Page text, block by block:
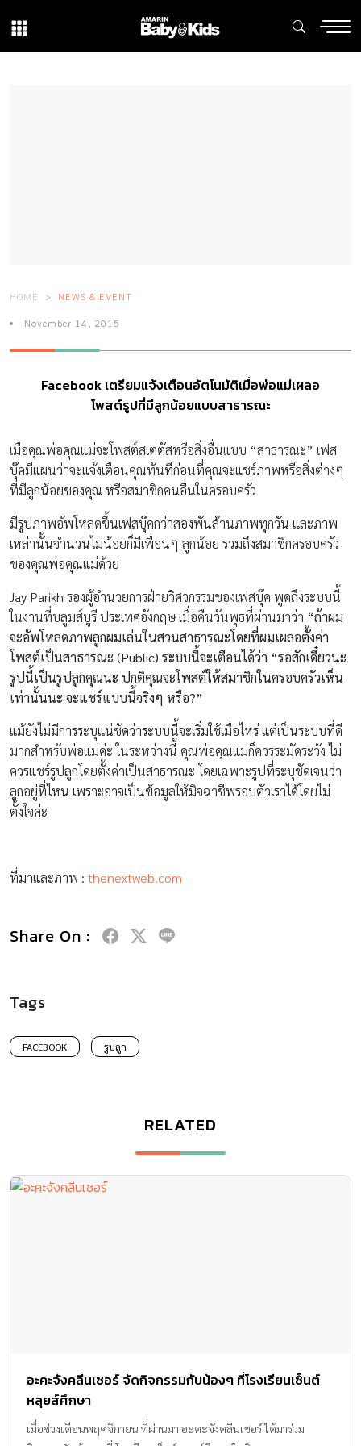
HOME NEWS & EVENT
November 14, 2015
Facebook เตรียมแจ้งเตือนอัตโนมัติเมื่อพ่อแม่เผลอ
โพสต์รูปที่มีลูกน้อยแบบสาธารณะ
เมื่อคุณพ่อคุณแม่จะโพสต์สเตตัสหรือสิ่งอื่นแบบ “สาธารณะ” เฟส
บุ๊คมีแผนว่าจะแจ้งเตือนคุณทันทีก่อนที่คุณจะแชร์ภาพหรือสิ่งต่างๆ
ที่มีลูกน้อยของคุณ หรือสมาชิกคนอื่นในครอบครัว
มีรูปภาพอัพโหลดขึ้นเฟสบุ๊คกว่าสองพันล้านภาพทุกวัน และภาพ
เหล่านั้นจำนวนไม่น้อยก็มีเพื่อนๆ ลูกน้อย รวมถึงสมาชิกครอบครัว
ของคุณพ่อคุณแม่ด้วย
Jay Parikh รองผู้อำนวยการฝ่ายวิศวกรรมของเฟสบุ๊ค พูดถึงระบบนี้
ในงานที่บลูมส์บูรี ประเทศอังกฤษ เมื่อคืนวันพุธที่ผ่านมาว่า “ถ้าผม
จะอัพโหลดภาพลูกผมเล่นในสวนสาธารณะโดยที่ผมเผลอตั้งค่า
โพสต์เป็นสาธารณะ (Public) ระบบนี้จะเตือนได้ว่า “รอสักเดี๋ยวนะ
รูปนี้เป็นรูปลูกคุณนะ ปกติคุณจะโพสต์ให้สมาชิกในครอบครัวเห็น
เท่านั้นนะ จะแชร์แบบนี้จริงๆ หรือ?”
แม้ยังไม่มีการระบุแน่ชัดว่าระบบนี้จะเริ่มใช้เมื่อไหร่ แต่เป็นระบบที่ดี
มากสำหรับพ่อแม่ค่ะ ในระหว่างนี้ คุณพ่อคุณแม่ก็ควรระมัดระวัง ไม่
ควรแชร์รูปลูกโดยตั้งค่าเป็นสาธารณะ โดยเฉพาะรูปที่ระบุชัดเจนว่า
ลูกอยู่ที่ไหน เพราะอาจเป็นข้อมูลให้มิจฉาชีพรอบตัวเราได้โดยไม่
ตั้งใจค่ะ
ที่มาและภาพ : thenextweb.com
Share On :
Tags
FACEBOOK รูปลูก
RELATED
อะคะจังคลีนเซอร์ จัดกิจกรรมกับน้องๆ ที่โรงเรียนเซ็นต์
หลุยส์ศึกษา
เมื่อช่วงเดือนพฤศจิกายน ที่ผ่านมา อะคะจังคลีนเซอร์ ได้มาร่วม